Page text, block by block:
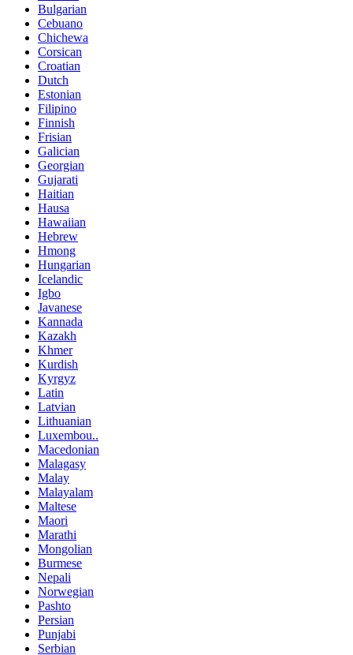
Bulgarian
Cebuano
Chichewa
Corsican
Croatian
Dutch
Estonian
Filipino
Finnish
Frisian
Galician
Georgian
Gujarati
Haitian
Hausa
Hawaiian
Hebrew
Hmong
Hungarian
Icelandic
Igbo
Javanese
Kannada
Kazakh
Khmer
Kurdish
Kyrgyz
Latin
Latvian
Lithuanian
Luxembou..
Macedonian
Malagasy
Malay
Malayalam
Maltese
Maori
Marathi
Mongolian
Burmese
Nepali
Norwegian
Pashto
Persian
Punjabi
Serbian